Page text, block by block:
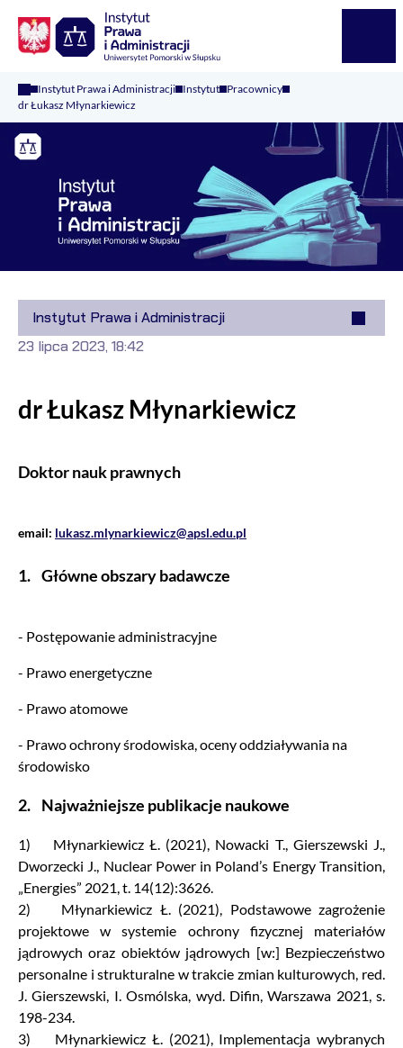
Instytut Prawa i Administracji Instytut Pracownicy
dr Łukasz Młynarkiewicz
Instytut Prawa i Administracji
dr Łukasz Młynarkiewicz
Doktor nauk prawnych
23 lipca 2023, 18:42
email: lukasz.mlynarkiewicz@apsl.edu.pl
1. Główne obszary badawcze
- Postępowanie administracyjne
- Prawo energetyczne
- Prawo atomowe
- Prawo ochrony środowiska, oceny oddziaływania na
środowisko
2. Najważniejsze publikacje naukowe
1) Młynarkiewicz Ł. (2021), Nowacki T., Gierszewski J.,
Dworzecki J., Nuclear Power in Poland’s Energy Transition,
„Energies” 2021, t. 14(12):3626.
2) Młynarkiewicz Ł. (2021), Podstawowe zagrożenie
projektowe w systemie ochrony fizycznej materiałów
jądrowych oraz obiektów jądrowych [w:] Bezpieczeństwo
personalne i strukturalne w trakcie zmian kulturowych, red.
J. Gierszewski, I. Osmólska, wyd. Difin, Warszawa 2021, s.
198-234.
3) Młynarkiewicz Ł. (2021), Implementacja wybranych
Logo Kaliop Poland